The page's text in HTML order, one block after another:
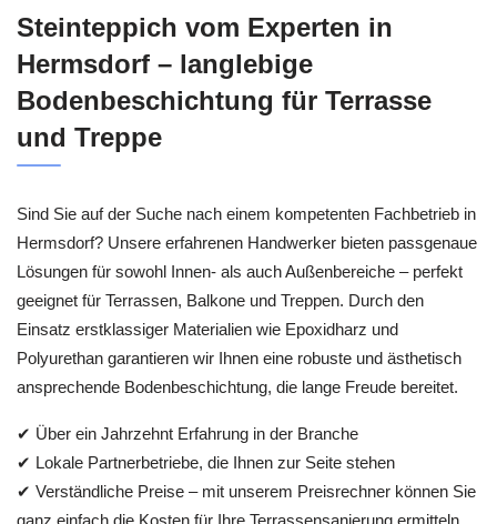
Steinteppich vom Experten in
Hermsdorf – langlebige
Bodenbeschichtung für Terrasse
und Treppe
Sind Sie auf der Suche nach einem kompetenten Fachbetrieb in
Hermsdorf? Unsere erfahrenen Handwerker bieten passgenaue
Lösungen für sowohl Innen- als auch Außenbereiche – perfekt
geeignet für Terrassen, Balkone und Treppen. Durch den
Einsatz erstklassiger Materialien wie Epoxidharz und
Polyurethan garantieren wir Ihnen eine robuste und ästhetisch
ansprechende Bodenbeschichtung, die lange Freude bereitet.
✔ Über ein Jahrzehnt Erfahrung in der Branche
✔ Lokale Partnerbetriebe, die Ihnen zur Seite stehen
✔ Verständliche Preise – mit unserem Preisrechner können Sie